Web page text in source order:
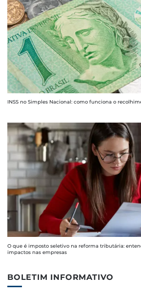
INSS no Simples Nacional: como funciona o
O que é imposto seletivo na reforma tributária:
impactos nas empresas
BOLETIM INFORMATIVO